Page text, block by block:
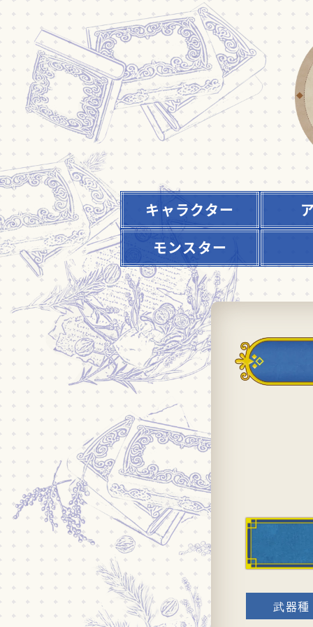
キャラクター
モンスター